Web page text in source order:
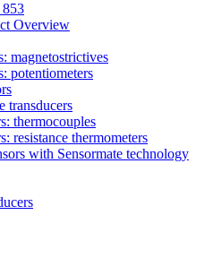
Overview
magnetostrictives
potentiometers
transducers
thermocouples
resistance thermometers
with Sensormate technology